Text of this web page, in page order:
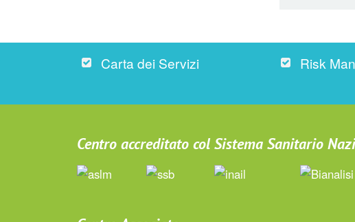
Carta dei Servizi
Risk
Centro accreditato col Sistema Sanitario